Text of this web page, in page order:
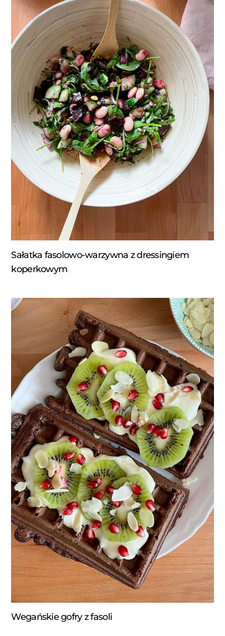
Sałatka fasolowo-warzywna z dressingiem
koperkowym
Wegańskie gofry z fasoli